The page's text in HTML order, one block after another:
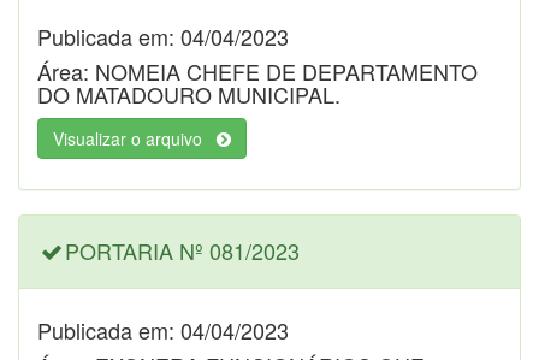
Publicada em: 04/04/2023
Área: NOMEIA CHEFE DE DEPARTAMENTO
DO MATADOURO MUNICIPAL.
Visualizar o arquivo
PORTARIA Nº 081/2023
Publicada em: 04/04/2023